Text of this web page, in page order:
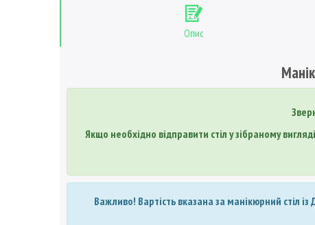
Опис
Якщо необхідно відправити стіл у зібраному
Важливо! Вартість вказана за манікюрний стіл